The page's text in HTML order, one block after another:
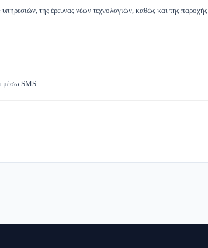
της έρευνας νέων τεχνολογιών, καθώς και της παροχής
μέσω SMS.